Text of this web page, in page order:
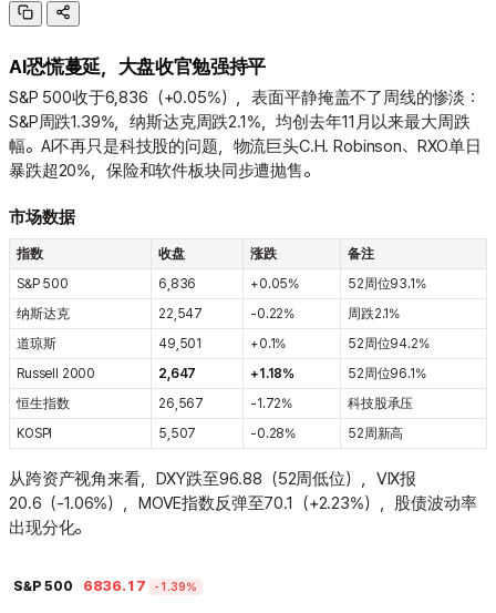
AI恐慌蔓延，大盘收官勉强持平
S&P 500收于6,836（+0.05%），表面平静掩盖不了周线的惨淡：
S&P周跌1.39%，纳斯达克周跌2.1%，均创去年11月以来最大周跌
幅。AI不再只是科技股的问题，物流巨头C.H. Robinson、RXO单日
暴跌超20%，保险和软件板块同步遭抛售。
市场数据
指数 收盘 涨跌
备注
S&P 500
6,836 +0.05%
52周位93.1%
纳斯达克
22,547 -0.22%
周跌2.1%
道琼斯
49,501 +0.1%
52周位94.2%
Russell 2000
2,647 +1.18%
52周位96.1%
恒生指数
26,567 -1.72%
科技股承压
KOSPI
5,507 -0.28% 52周新高
从跨资产视角来看，DXY跌至96.88（52周低位），VIX报
20.6（-1.06%），MOVE指数反弹至70.1（+2.23%），股债波动率
出现分化。
S&P 500 6836.17 -1.39%